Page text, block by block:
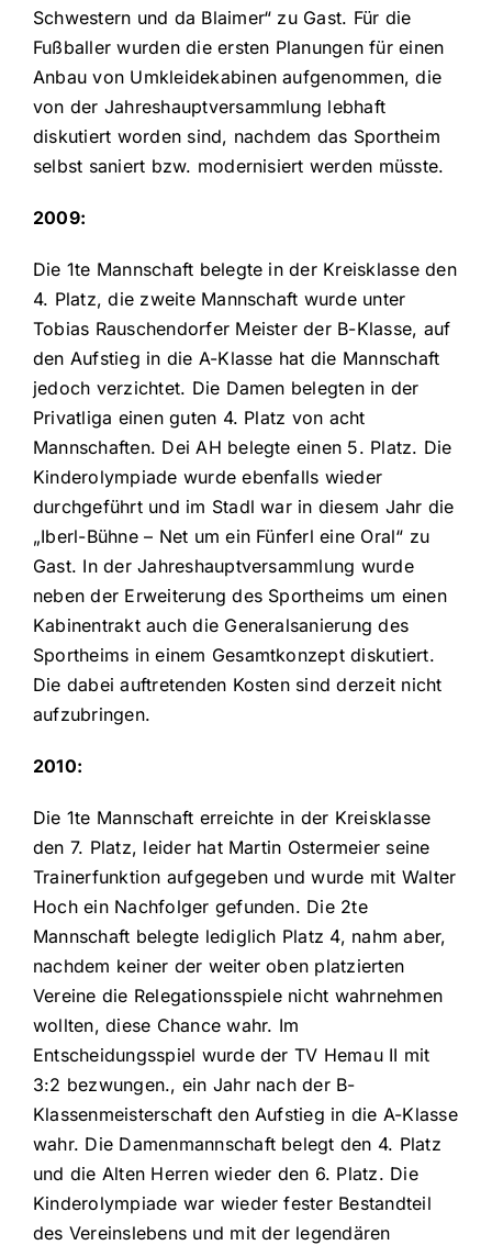
Schwestern und da Blaimer“ zu Gast. Für die
Fußballer wurden die ersten Planungen für einen
Anbau von Umkleidekabinen aufgenommen, die
von der Jahreshauptversammlung lebhaft
diskutiert worden sind, nachdem das Sportheim
selbst saniert bzw. modernisiert werden müsste.
2009:
Die 1te Mannschaft belegte in der Kreisklasse den
4. Platz, die zweite Mannschaft wurde unter
Tobias Rauschendorfer Meister der B-Klasse, auf
den Aufstieg in die A-Klasse hat die Mannschaft
jedoch verzichtet. Die Damen belegten in der
Privatliga einen guten 4. Platz von acht
Mannschaften. Dei AH belegte einen 5. Platz. Die
Kinderolympiade wurde ebenfalls wieder
durchgeführt und im Stadl war in diesem Jahr die
„Iberl-Bühne – Net um ein Fünferl eine Oral“ zu
Gast. In der Jahreshauptversammlung wurde
neben der Erweiterung des Sportheims um einen
Kabinentrakt auch die Generalsanierung des
Sportheims in einem Gesamtkonzept diskutiert.
Die dabei auftretenden Kosten sind derzeit nicht
aufzubringen.
2010:
Die 1te Mannschaft erreichte in der Kreisklasse
den 7. Platz, leider hat Martin Ostermeier seine
Trainerfunktion aufgegeben und wurde mit Walter
Hoch ein Nachfolger gefunden. Die 2te
Mannschaft belegte lediglich Platz 4, nahm aber,
nachdem keiner der weiter oben platzierten
Vereine die Relegationsspiele nicht wahrnehmen
wollten, diese Chance wahr. Im
Entscheidungsspiel wurde der TV Hemau II mit
3:2 bezwungen., ein Jahr nach der B-
Klassenmeisterschaft den Aufstieg in die A-Klasse
wahr. Die Damenmannschaft belegt den 4. Platz
und die Alten Herren wieder den 6. Platz. Die
Kinderolympiade war wieder fester Bestandteil
des Vereinslebens und mit der legendären